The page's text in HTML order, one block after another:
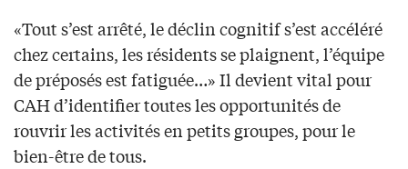
«Tout s’est arrêté, le déclin cognitif s’est accéléré
chez certains, les résidents se plaignent, l’équipe
de préposés est fatiguée…» Il devient vital pour
CAH d’identifier toutes les opportunités de
rouvrir les activités en petits groupes, pour le
bien-être de tous.